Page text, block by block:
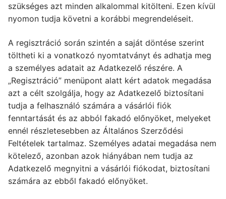
szükséges azt minden alkalommal kitölteni. Ezen kívül
nyomon tudja követni a korábbi megrendeléseit.
A regisztráció során szintén a saját döntése szerint
töltheti ki a vonatkozó nyomtatványt és adhatja meg
a személyes adatait az Adatkezelő részére. A
„Regisztráció” menüpont alatt kért adatok megadása
azt a célt szolgálja, hogy az Adatkezelő biztosítani
tudja a felhasználó számára a vásárlói fiók
fenntartását és az abból fakadó előnyöket, melyeket
ennél részletesebben az Általános Szerződési
Feltételek tartalmaz. Személyes adatai megadása nem
kötelező, azonban azok hiányában nem tudja az
Adatkezelő megnyitni a vásárlói fiókodat, biztosítani
számára az ebből fakadó előnyöket.